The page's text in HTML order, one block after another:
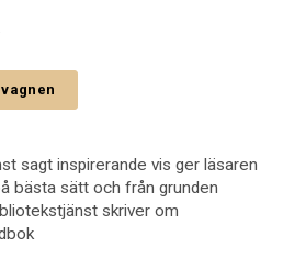
sagt inspirerande vis ger läsaren
bästa sätt och från grunden
skriver om